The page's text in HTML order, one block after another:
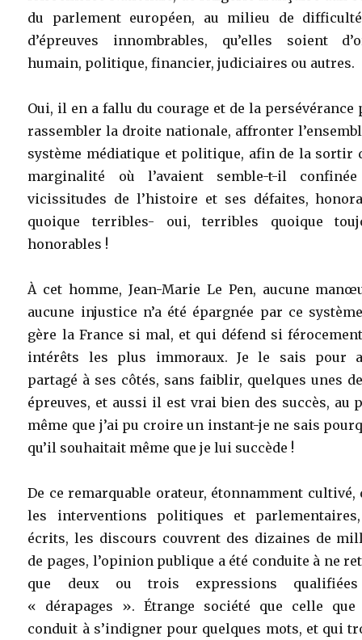
du parlement européen, au milieu de
d’épreuves innombrables, qu’elles soient
humain, politique, financier, judiciaires ou autres.
Oui, il en a fallu du courage et de la persévérance
rassembler la droite nationale, affronter
système médiatique et politique, afin de la sortir
marginalité où l’avaient semble-t-il
vicissitudes de l’histoire et ses défaites,
quoique terribles- oui, terribles quoique
honorables !
À cet homme, Jean-Marie Le Pen, aucune
aucune injustice n’a été épargnée par ce
gère la France si mal, et qui défend si
intérêts les plus immoraux. Je le sais pour
partagé à ses côtés, sans faiblir, quelques unes
épreuves, et aussi il est vrai bien des succès, au
même que j’ai pu croire un instant-je ne sais
qu’il souhaitait même que je lui succède !
De ce remarquable orateur, étonnamment cultivé,
les interventions politiques et
écrits, les discours couvrent des dizaines de
de pages, l’opinion publique a été conduite à ne
que deux ou trois expressions
« dérapages ». Étrange société que celle que
conduit à s’indigner pour quelques mots, et qui